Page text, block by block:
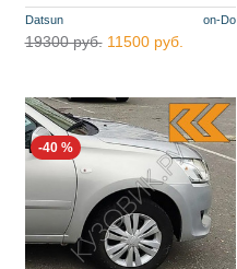
Datsun on-Do
19300 руб. 11500 руб.
-40 %